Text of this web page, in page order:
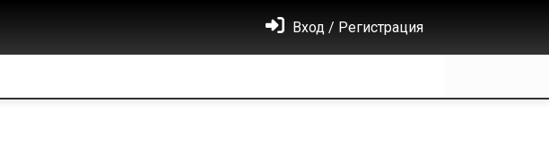
Вход / Регистрация